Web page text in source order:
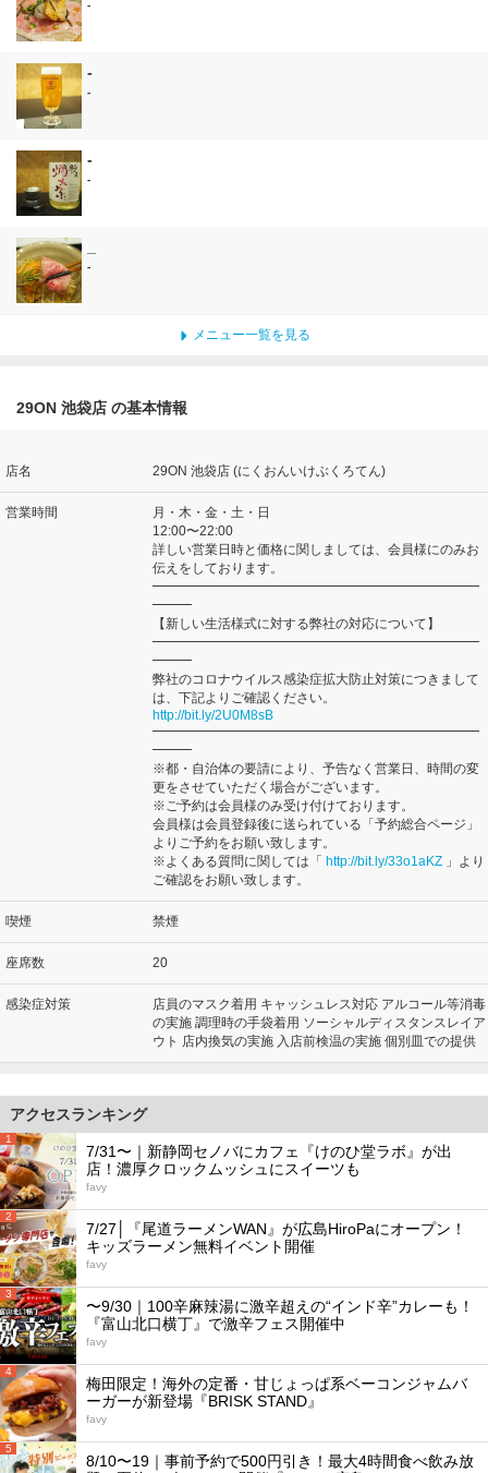
-
-
-
-
-
-
メニュー一覧を見る
29ON 池袋店 の基本情報
店名 29ON 池袋店 (にくおんいけぶくろてん)
営業時間
月・木・金・土・日
12:00〜22:00
詳しい営業日時と価格に関しましては、会員様にのみお
伝えをしております。
━━━━━━━━━━━━━━━━━━━━━━━━━
━━━
【新しい生活様式に対する弊社の対応について】
━━━━━━━━━━━━━━━━━━━━━━━━━
━━━
弊社のコロナウイルス感染症拡大防止対策につきまして
は、下記よりご確認ください。
http://bit.ly/2U0M8sB
━━━━━━━━━━━━━━━━━━━━━━━━━
━━━
※都・自治体の要請により、予告なく営業日、時間の変
更をさせていただく場合がございます。
※ご予約は会員様のみ受け付けております。
会員様は会員登録後に送られている「予約総合ページ」
よりご予約をお願い致します。
※よくある質問に関しては「 http://bit.ly/33o1aKZ 」より
ご確認をお願い致します。
喫煙 禁煙
座席数 20
感染症対策
店員のマスク着用 キャッシュレス対応 アルコール等消毒
の実施 調理時の手袋着用 ソーシャルディスタンスレイア
ウト 店内換気の実施 入店前検温の実施 個別皿での提供
アクセスランキング
1
7/31〜｜新静岡セノバにカフェ『けのひ堂ラボ』が出
店！濃厚クロックムッシュにスイーツも
favy
2
7/27│『尾道ラーメンWAN』が広島HiroPaにオープン！
キッズラーメン無料イベント開催
favy
3
〜9/30｜100辛麻辣湯に激辛超えの“インド辛”カレーも！
『富山北口横丁』で激辛フェス開催中
favy
4
梅田限定！海外の定番・甘じょっぱ系ベーコンジャムバ
ーガーが新登場『BRISK STAND』
favy
5
8/10〜19｜事前予約で500円引き！最大4時間食べ飲み放